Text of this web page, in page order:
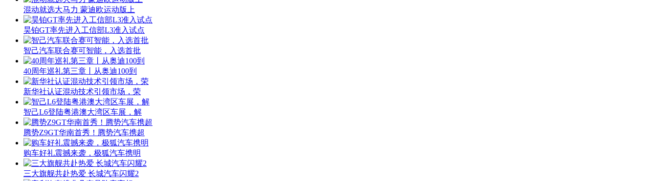
混动就选大马力 蒙迪欧运动版上
昊铂GT率先进入工信部L3准入试点
智己汽车联合赛可智能，入选首批
40周年巡礼第三章丨从奥迪100到
新华社认证混动技术引领市场，荣
智己L6登陆粤港澳大湾区车展，解
腾势Z9GT华南首秀！腾势汽车携超
购车好礼震撼来袭，极狐汽车携明
三大旗舰共赴热爱 长城汽车闪耀2